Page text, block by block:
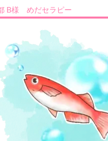
B様 めだセラピー